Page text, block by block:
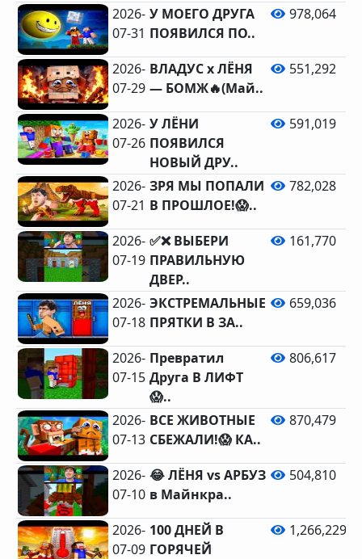
2026-
07-31
У МОЕГО ДРУГА
ПОЯВИЛСЯ ПО..
978,064
2026-
07-29
ВЛАДУС x ЛЁНЯ
— БОМЖ🔥(Май..
551,292
2026-
07-26
У ЛЁНИ
ПОЯВИЛСЯ
НОВЫЙ ДРУ..
591,019
2026-
07-21
ЗРЯ МЫ ПОПАЛИ
В ПРОШЛОЕ!😱..
782,028
2026-
07-19
✅❌ ВЫБЕРИ
ПРАВИЛЬНУЮ
ДВЕР..
161,770
2026-
07-18
ЭКСТРЕМАЛЬНЫЕ
ПРЯТКИ В ЗА..
659,036
2026-
07-15
Превратил
Друга В ЛИФТ
😱..
806,617
2026-
07-13
ВСЕ ЖИВОТНЫЕ
СБЕЖАЛИ!😱 КА..
870,479
2026-
07-10
😂 ЛЁНЯ vs АРБУЗ
в Майнкра..
504,810
2026-
07-09
100 ДНЕЙ В
ГОРЯЧЕЙ
1,266,229